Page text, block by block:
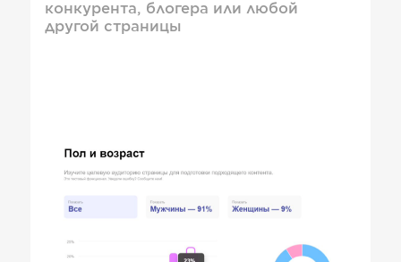
конкурента, блогера или любой
другой страницы